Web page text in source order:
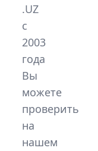
.UZ
с
2003
года
Вы
можете
проверить
на
нашем